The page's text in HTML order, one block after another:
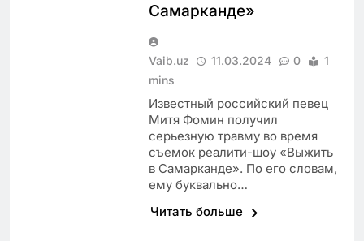
Самарканде»
Vaib.uz 11.03.2024 0
1
mins
Известный российский певец
Митя Фомин получил
серьезную травму во время
съемок реалити-шоу «Выжить
в Самарканде». По его словам,
ему буквально…
Читать больше